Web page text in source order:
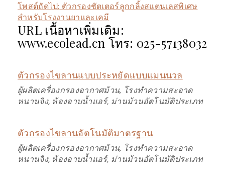
โพสต์ถัดไป: ตัวกรองชัตเตอร์ลูกกลิ้งสแตนเลสพิเศษ
สำหรับโรงงานยาและเคมี
URL เนื้อหาเพิ่มเติม:
www.ecolead.cn โทร: 025-57138032
ตัวกรองไขลานแบบประหยัดแบบแมนนวล
ผู้ผลิตเครื่องกรองอากาศม้วน, โรงทำความสะอาด
หนานจิง, ห้องอาบน้ำแอร์, ม่านม้วนอัตโนมัติประเภท
ตัวกรองไขลานอัตโนมัติมาตรฐาน
ผู้ผลิตเครื่องกรองอากาศม้วน, โรงทำความสะอาด
หนานจิง, ห้องอาบน้ำแอร์, ม่านม้วนอัตโนมัติประเภท